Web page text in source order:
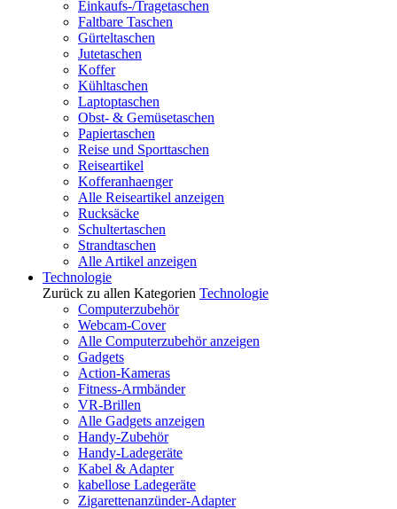
Einkaufs-/Tragetaschen
Faltbare Taschen
Gürteltaschen
Jutetaschen
Koffer
Kühltaschen
Laptoptaschen
Obst- & Gemüsetaschen
Papiertaschen
Reise und Sporttaschen
Reiseartikel
Kofferanhaenger
Alle Reiseartikel anzeigen
Rucksäcke
Schultertaschen
Strandtaschen
Alle Artikel anzeigen
Technologie
Zurück zu allen Kategorien Technologie
Computerzubehör
Webcam-Cover
Alle Computerzubehör anzeigen
Gadgets
Action-Kameras
Fitness-Armbänder
VR-Brillen
Alle Gadgets anzeigen
Handy-Zubehör
Handy-Ladegeräte
Kabel & Adapter
kabellose Ladegeräte
Zigarettenanzünder-Adapter